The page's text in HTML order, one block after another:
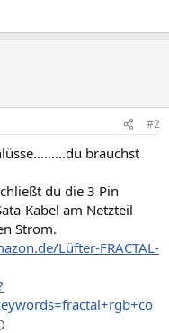
#2
brauchst
du die 3 Pin
Kabel am Netzteil
Strom.
Lüfter-FRACTAL-